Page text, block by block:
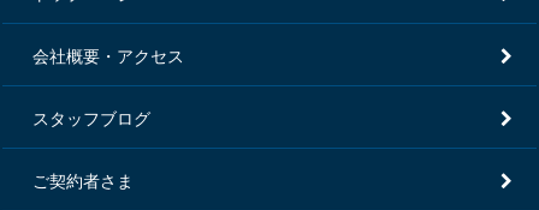
会社概要・アクセス
スタッフブログ
ご契約者さま